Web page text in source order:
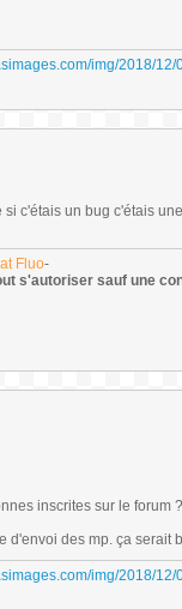
c'étais un bug c'étais
Fluo-
s'autoriser sauf une
inscrites sur le forum ?
des mp. ça